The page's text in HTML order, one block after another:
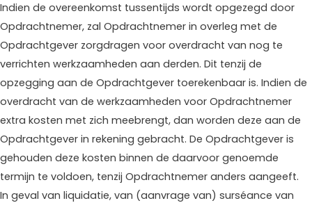
Indien de overeenkomst tussentijds wordt opgezegd door
Opdrachtnemer, zal Opdrachtnemer in overleg met de
Opdrachtgever zorgdragen voor overdracht van nog te
verrichten werkzaamheden aan derden. Dit tenzij de
opzegging aan de Opdrachtgever toerekenbaar is. Indien de
overdracht van de werkzaamheden voor Opdrachtnemer
extra kosten met zich meebrengt, dan worden deze aan de
Opdrachtgever in rekening gebracht. De Opdrachtgever is
gehouden deze kosten binnen de daarvoor genoemde
termijn te voldoen, tenzij Opdrachtnemer anders aangeeft.
In geval van liquidatie, van (aanvrage van) surséance van